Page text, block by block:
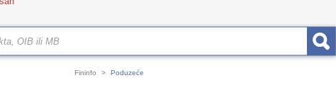
Fininfo > Poduzeće